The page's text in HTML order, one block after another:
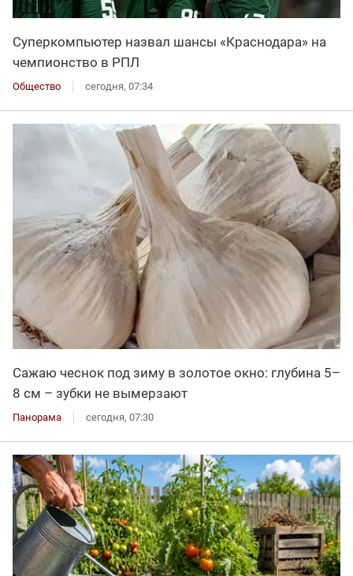
Суперкомпьютер назвал шансы «Краснодара» на
чемпионство в РПЛ
Общество сегодня, 07:34
Сажаю чеснок под зиму в золотое окно: глубина 5–
8 см – зубки не вымерзают
Панорама сегодня, 07:30